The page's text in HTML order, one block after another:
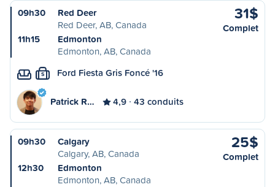
09h30
Red Deer
Red Deer, AB, Canada
11h15
Edmonton
Edmonton, AB, Canada
31$
Complet
S Ford Fiesta Gris Foncé '16
Patrick R… 4,9 43 conduits
09h30
Calgary
Calgary, AB, Canada
12h30
Edmonton
Edmonton, AB, Canada
25$
Complet